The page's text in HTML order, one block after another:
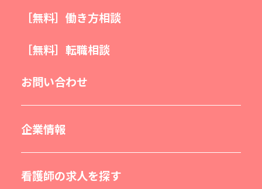
［無料］働き方相談
［無料］転職相談
お問い合わせ
企業情報
看護師の求人を探す